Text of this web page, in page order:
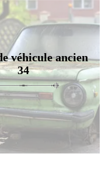
véhicule ancien
34